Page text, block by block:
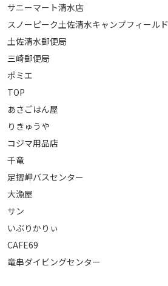
サニーマート清水店
スノーピーク土佐清水キャンプフィールド
土佐清水郵便局
三崎郵便局
ポミエ
TOP
あさごはん屋
りきゅうや
コジマ用品店
千竜
足摺岬バスセンター
大漁屋
サン
いぶりかりぃ
CAFE69
竜串ダイビングセンター